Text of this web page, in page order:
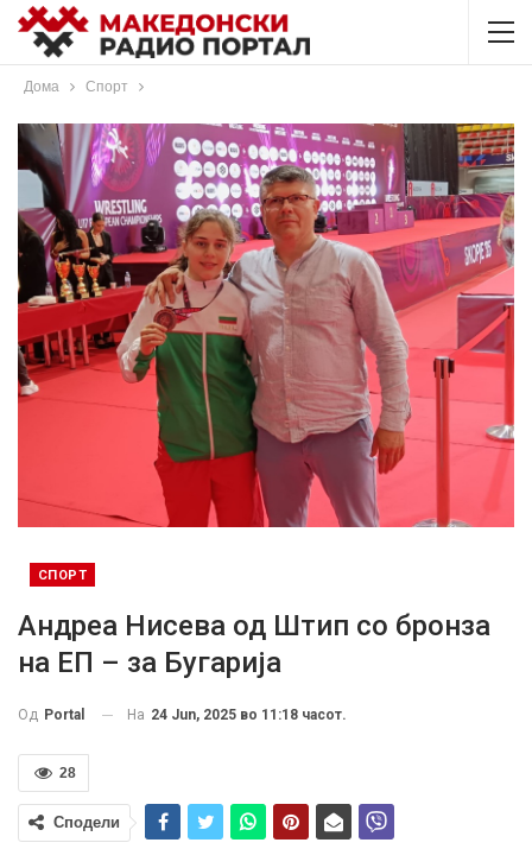
Дома Спорт
СПОРТ
Андреа Нисева од Штип со бронза
на ЕП – за Бугарија
Од Portal На 24 Jun, 2025 во 11:18 часот.
28
Сподели